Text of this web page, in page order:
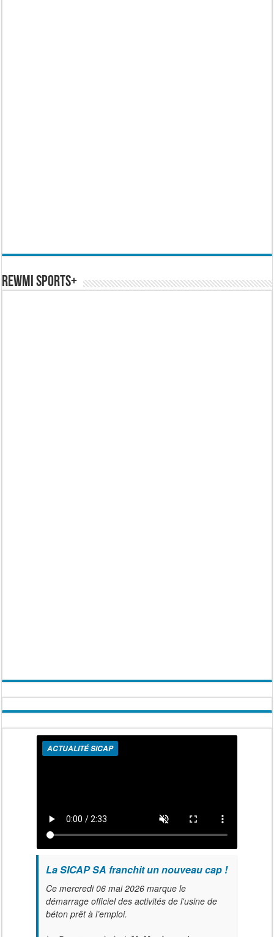
REWMI SPORTS+
ACTUALITÉ SICAP
La SICAP SA franchit un nouveau cap !
Ce mercredi 06 mai 2026 marque le
démarrage officiel des activités de l'usine de
béton prêt à l’emploi.